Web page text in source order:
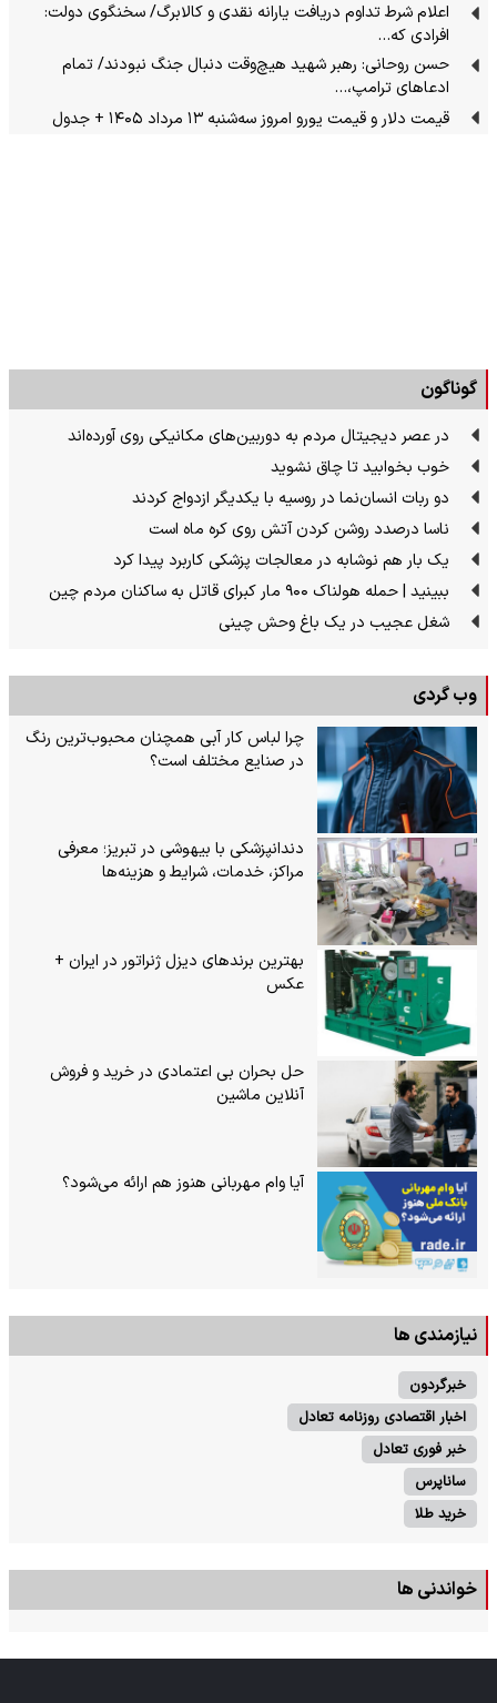
اعلام شرط تداوم دریافت یارانه نقدی و کالابرگ/ سخنگوی دولت:
افرادی که…
حسن روحانی: رهبر شهید هیچ‌وقت دنبال جنگ نبودند/ تمام
ادعاهای ترامپ،…
قیمت دلار و قیمت یورو امروز سه‌شنبه ۱۳ مرداد ۱۴۰۵ + جدول
گوناگون
در عصر دیجیتال مردم به دوربین‌های مکانیکی روی آورده‌اند
خوب بخوابید تا چاق نشوید
دو ربات انسان‌نما در روسیه با یکدیگر ازدواج کردند
ناسا درصدد روشن کردن آتش روی کره ماه است
یک بار هم نوشابه در معالجات پزشکی کاربرد پیدا کرد
ببینید | حمله هولناک ۹۰۰ مار کبرای قاتل به ساکنان مردم چین
شغل عجیب در یک باغ وحش چینی
وب گردی
چرا لباس کار آبی همچنان محبوب‌ترین رنگ
در صنایع مختلف است؟
دندانپزشکی با بیهوشی در تبریز؛ معرفی
مراکز، خدمات، شرایط و هزینه‌ها
بهترین برندهای دیزل ژنراتور در ایران +
عکس
حل بحران بی‌ اعتمادی در خرید و فروش
آنلاین ماشین
آیا وام مهربانی هنوز هم ارائه می‌شود؟
نیازمندی ها
خبرگردون
اخبار اقتصادی روزنامه تعادل
خبر فوری تعادل
ساناپرس
خرید طلا
خواندنی ها